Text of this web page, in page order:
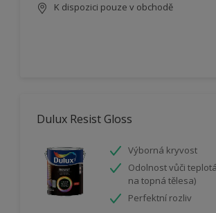
K dispozici pouze v obchodě
Dulux Resist Gloss
Výborná kryvost
Odolnost vůči
na topná tělesa)
Perfektní rozliv